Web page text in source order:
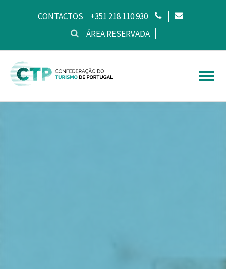
CONTACTOS
+351 218 110 930
ÁREA RESERVADA